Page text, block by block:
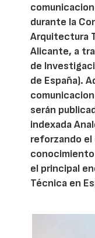
durante la
Arquitectura
Alicante, a
de
de España).
serán
indexada
reforzando
el principal
Técnica en